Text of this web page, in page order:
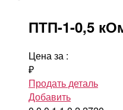
ПТП-1-0,5
Цена за :
₽
Продать деталь
Добавить